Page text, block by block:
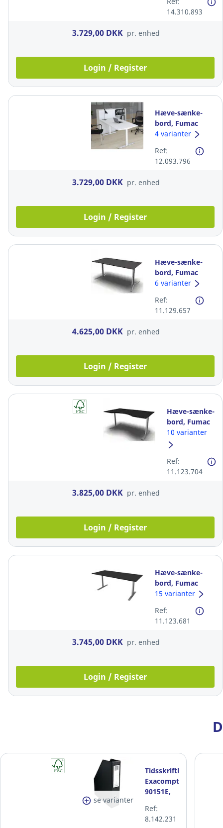
cm
14.310.893
3.729,00 DKK pr. enhed
Login / Register
Hæve-sænke-
bord, Fumac
Block, D: 80 cm,
4 varianter
Ref:
12.093.796
3.729,00 DKK pr. enhed
Login / Register
Hæve-sænke-
bord, Fumac
Switch, D: 80 cm,
cm
6 varianter
Ref:
11.129.657
4.625,00 DKK pr. enhed
Login / Register
Hæve-sænke-
bord, Fumac
Shape,
mavebue, D:
sort/alu 200
cm
10 varianter
Ref:
11.123.704
3.825,00 DKK pr. enhed
Login / Register
Hæve-sænke-
bord, Fumac
Shape, D: 80 cm,
15 varianter
Ref:
11.123.681
3.745,00 DKK pr. enhed
Login / Register
se varianter
Tidsskriftkassette,
Exacompta
90151E,
HxBxD:
31 x 7 x
Ref:
8.142.231